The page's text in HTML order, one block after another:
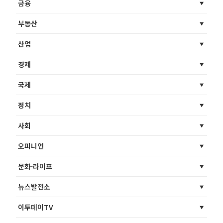
금융
부동산
산업
경제
국제
정치
사회
오피니언
문화·라이프
뉴스발전소
이투데이TV